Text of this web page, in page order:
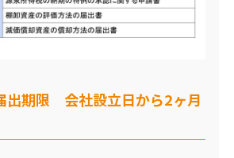
出期限 会社設立日から2ヶ月